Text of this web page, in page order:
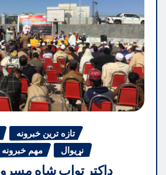
تازه ترین خبرونه
مهم خبرونه نړیوال
ډاکټر تواب شاه